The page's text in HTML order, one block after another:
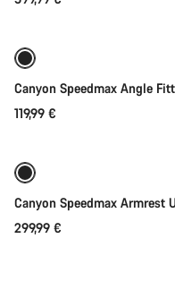
Canyon Speedmax Angle
119,99 €
Canyon Speedmax Armrest
299,99 €